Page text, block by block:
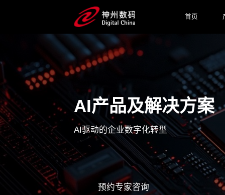
首页
AI产品及解决方案
AI驱动的企业数字化转型
预约专家咨询